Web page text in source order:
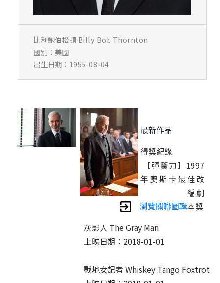
比利鮑伯松頓 Billy Bob Thornton
國別：美國
出生日期：1955-08-04
瀏覽關聯圖輯
最新作品
灰影人 The Gray Man
上映日期：2018-01-01
戰地女記者 Whiskey Tango Foxtrot
得獎紀錄
【彈簧刀】1997
年奧斯卡最佳改
編劇
本獎